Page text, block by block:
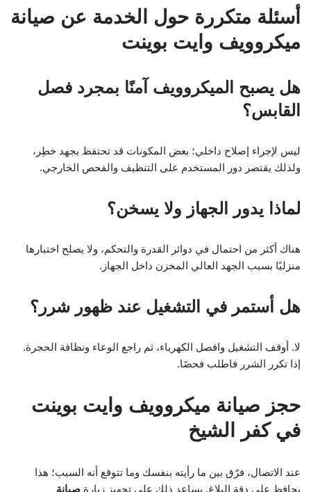
أسئلة متكررة حول الخدمة عن صيانة
ميكروويف وايت بوينت
هل يصبح الميكروويف آمنًا بمجرد فصل
القابس؟
ليس لإجراء إصلاح داخلي؛ بعض المكونات قد تحتفظ بجهد خطِر،
ولذلك يقتصر دور المستخدم على التنظيف والفحص الخارجي.
لماذا يدور الجهاز ولا يسخن؟
هناك أكثر من احتمال في دوائر القدرة والتحكم، ولا يصلح اختبارها
منزليًا بسبب الجهد العالي المخزن داخل الجهاز.
هل أستمر في التشغيل عند ظهور شرر؟
لا. أوقف التشغيل وافصل الكهرباء، ثم راجع الوعاء ونظافة الحجرة.
إذا تكرر الشرر فاطلب فحصًا.
حجز صيانة ميكروويف وايت بوينت
في كفر الشيخ
عند الاتصال، فرّق بين ما رأيته بنفسك وما تتوقع أنه السبب؛ هذا
يحافظ على دقة البلاغ. يساعد ذلك على تجهيز زيارة صيانة